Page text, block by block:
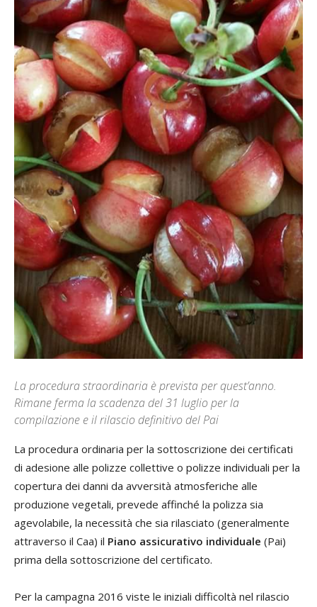
La procedura straordinaria è prevista per quest’anno.
Rimane ferma la scadenza del 31 luglio per la
compilazione e il rilascio definitivo del Pai
La procedura ordinaria per la sottoscrizione dei certificati
di adesione alle polizze collettive o polizze individuali per la
copertura dei danni da avversità atmosferiche alle
produzione vegetali, prevede affinché la polizza sia
agevolabile, la necessità che sia rilasciato (generalmente
attraverso il Caa) il Piano assicurativo individuale (Pai)
prima della sottoscrizione del certificato.
Per la campagna 2016 viste le iniziali difficoltà nel rilascio